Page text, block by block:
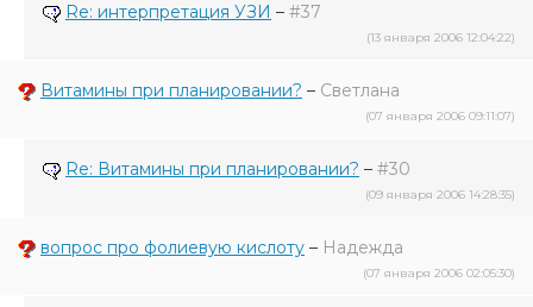
Re: интерпретация УЗИ – #37
(13 января 2006 12:04:22)
Витамины при планировании? – Светлана
(07 января 2006 09:11:07)
Re: Витамины при планировании? – #30
(09 января 2006 14:28:35)
вопрос про фолиевую кислоту – Надежда
(07 января 2006 02:05:30)